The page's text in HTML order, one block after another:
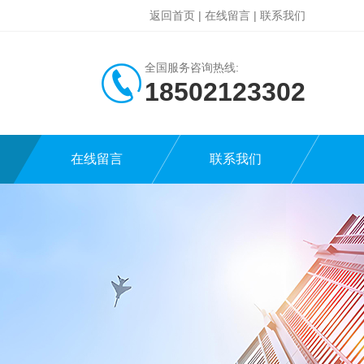
返回首页 | 在线留言 | 联系我们
全国服务咨询热线:
18502123302
在线留言 联系我们